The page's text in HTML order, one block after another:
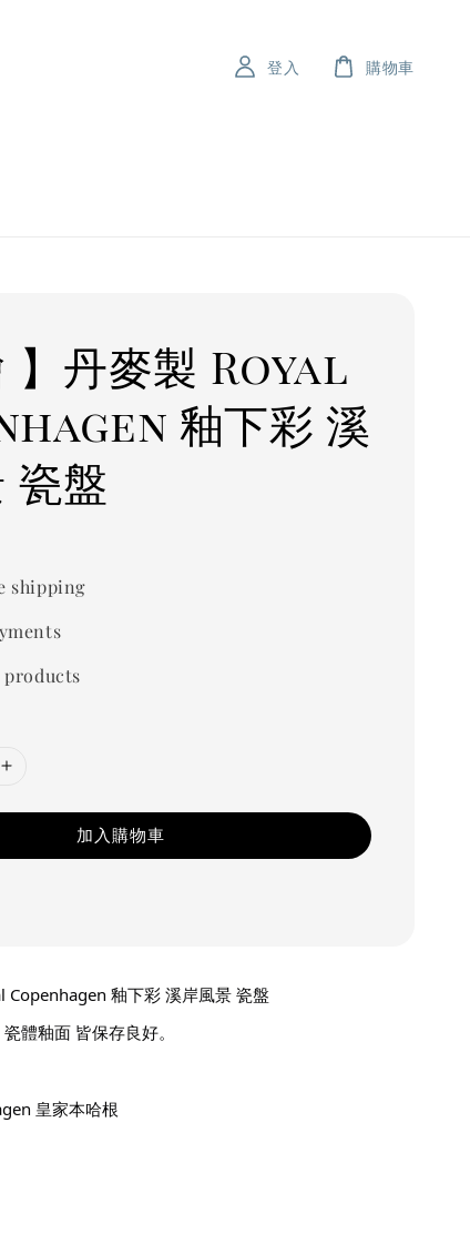
登入 購物車
】丹麥製 Royal
釉下彩 溪
瓷盤
shipping
加入購物車
Copenhagen 釉下彩 溪岸風景 瓷盤
體釉面 皆保存良好。
皇家本哈根